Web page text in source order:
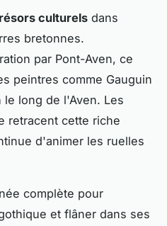
culturels dans
bretonnes.
par Pont-Aven, ce
peintres comme Gauguin
long de l'Aven. Les
retracent cette riche
d'animer les ruelles
complète pour
et flâner dans ses